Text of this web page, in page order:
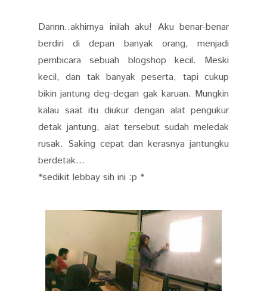
Dannn..akhirnya inilah aku! Aku benar-benar
berdiri di depan banyak orang, menjadi
pembicara sebuah blogshop kecil. Meski
kecil, dan tak banyak peserta, tapi cukup
bikin jantung deg-degan gak karuan. Mungkin
kalau saat itu diukur dengan alat pengukur
detak jantung, alat tersebut sudah meledak
rusak. Saking cepat dan kerasnya jantungku
berdetak...
*sedikit lebbay sih ini :p *